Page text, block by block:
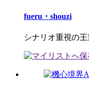
fueru・shouzi
シナリオ重視の王